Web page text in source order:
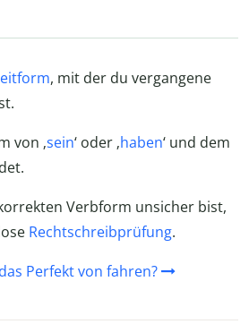
, mit der du vergangene
von ‚sein‘ oder ‚haben‘ und dem
Verbform unsicher bist,
Rechtschreibprüfung.
Perfekt von fahren?